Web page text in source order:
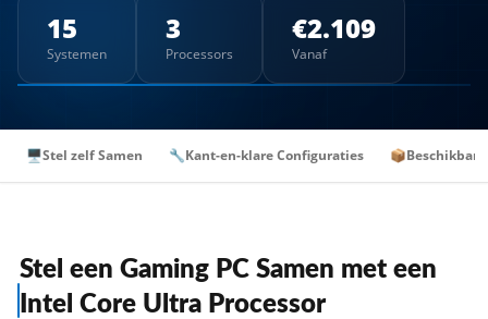
15
Systemen
3
Processors
€2.109
Vanaf
🖥️Stel zelf Samen 🔧Kant-en-klare Configuraties 📦
Stel een Gaming PC Samen met een
Intel Core Ultra Processor